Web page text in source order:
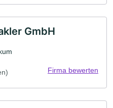
GmbH
Firma bewerten